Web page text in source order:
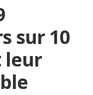
sur 10
leur